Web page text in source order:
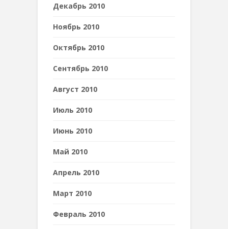
Декабрь 2010
Ноябрь 2010
Октябрь 2010
Сентябрь 2010
Август 2010
Июль 2010
Июнь 2010
Май 2010
Апрель 2010
Март 2010
Февраль 2010